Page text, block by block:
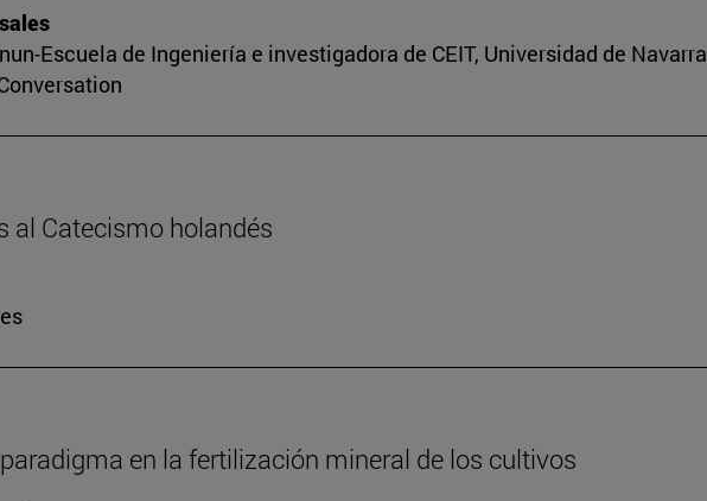
Escuela de Ingeniería e investigadora de CEIT, Universidad de Navarra
al Catecismo holandés
en la fertilización mineral de los cultivos